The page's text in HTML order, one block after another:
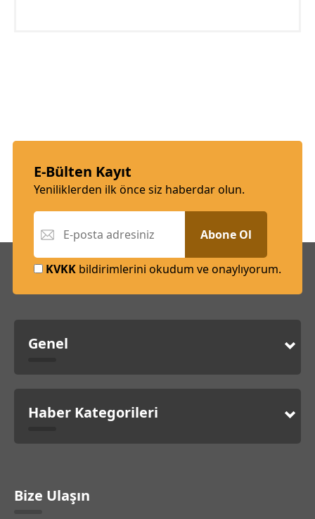
E-Bülten Kayıt
Yeniliklerden ilk önce siz haberdar olun.
Abone Ol
KVKK bildirimlerini okudum ve onaylıyorum.
Genel
Haber Kategorileri
Bize Ulaşın